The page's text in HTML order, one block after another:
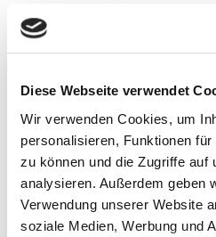
Diese Webseite verwendet
Wir verwenden Cookies, um
personalisieren, Funktionen
zu können und die Zugriffe auf
analysieren. Außerdem geben
Verwendung unserer Website
soziale Medien, Werbung und
(Fantastisch tolle
die Möglichkeit/Chance für
Tüten. Sehr gute und
ich mal sagen)
Kule biler??
kühl biler??
(coole Autos)